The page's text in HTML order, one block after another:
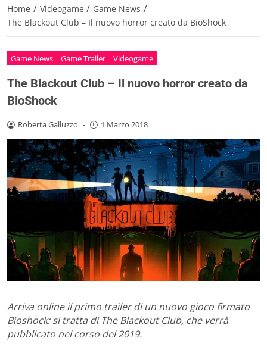
Home / Videogame / Game News /
The Blackout Club – Il nuovo horror creato da BioShock
Game News Game Trailer Videogame
The Blackout Club – Il nuovo horror creato da
BioShock
Roberta Galluzzo - 1 Marzo 2018
Arriva online il primo trailer di un nuovo gioco firmato
Bioshock: si tratta di The Blackout Club, che verrà
pubblicato nel corso del 2019.